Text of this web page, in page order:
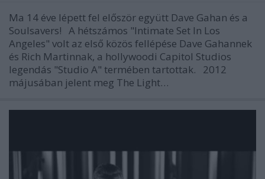
Ma 14 éve lépett fel először együtt Dave Gahan és a
Soulsavers! A hétszámos "Intimate Set In Los
Angeles" volt az első közös fellépése Dave Gahannek
és Rich Martinnak, a hollywoodi Capitol Studios
legendás "Studio A" termében tartottak. 2012
májusában jelent meg The Light…